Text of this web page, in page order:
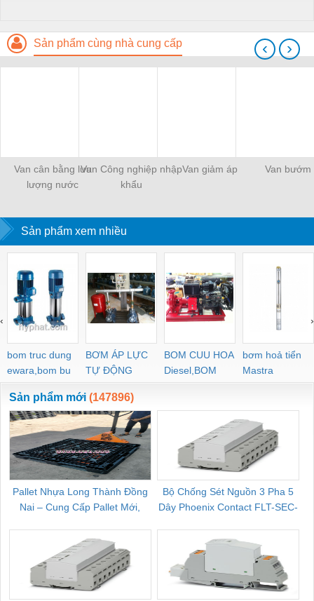
Sản phẩm cùng nhà cung cấp
Van cân bằng lưu
lượng nước
Van Công nghiệp nhập
khẩu
Van giảm áp Van bướm
‹ ›
Sản phẩm xem nhiều
bom truc dung
ewara,bom bu
ewara
BƠM ÁP LỰC
TỰ ĐỘNG
BOM CUU HOA
Diesel,BOM
CHUA CHAY
bơm hoả tiển
Mastra
‹ ›
Sản phẩm mới (147896)
Pallet Nhựa Long Thành Đồng
Nai – Cung Cấp Pallet Mới,
Bộ Chống Sét Nguồn 3 Pha 5
Dây Phoenix Contact FLT-SEC-